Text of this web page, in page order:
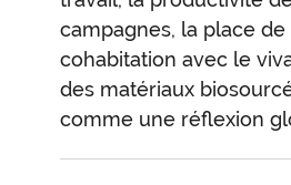
campagnes, la place
cohabitation avec le
des matériaux
comme une réflexion